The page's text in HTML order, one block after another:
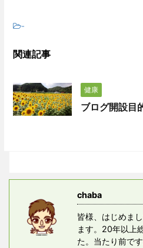
-
関連記事
健康
ブログ開設目
chaba
皆様、はじめま
ます。20年以上
た。当たり前で